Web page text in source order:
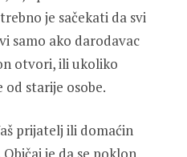
je sačekati da svi
samo ako darodavac
otvori, ili ukoliko
starije osobe.
prijatelj ili domaćin